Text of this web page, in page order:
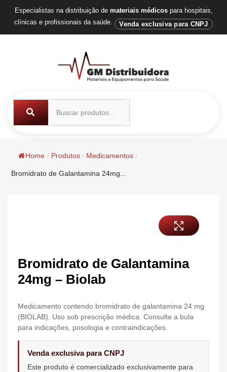
Especialistas na distribuição de materiais médicospara hospitais,
clínicas e profissionais da saúde.
Venda exclusiva para CNPJ
Home / Produtos / Medicamentos /
Bromidrato de Galantamina 24mg...
Bromidrato de Galantamina
24mg – Biolab
Medicamento contendo bromidrato de galantamina 24 mg
(BIOLAB). Uso sob prescrição médica. Consulte a bula
para indicações, posologia e contraindicações.
Venda exclusiva para CNPJ
Este produto é comercializado exclusivamente para